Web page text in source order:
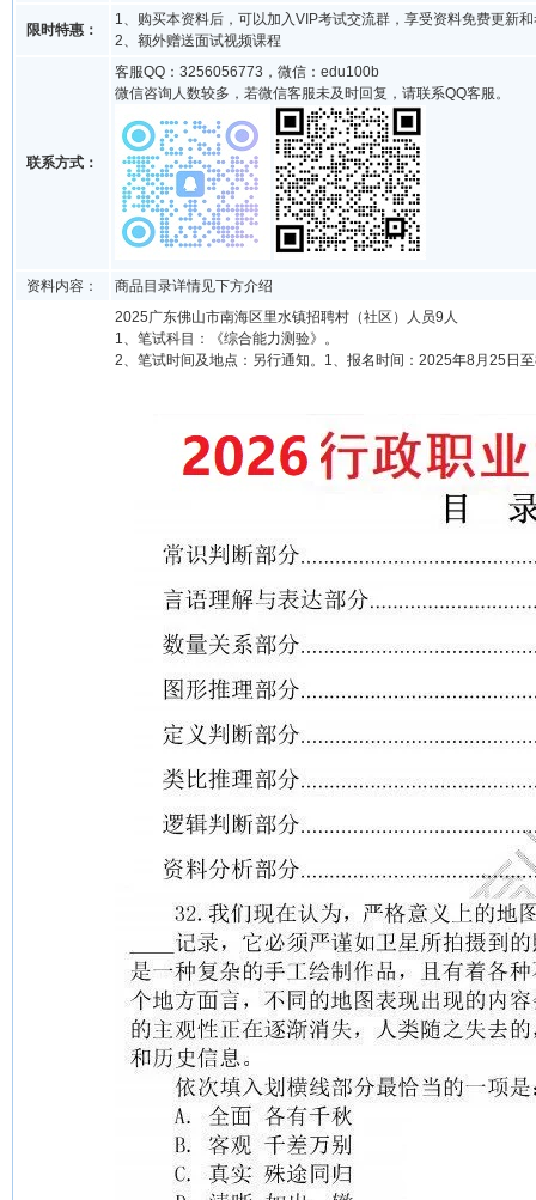
限时特惠：
1、购买本资料后，可以加入VIP考试交流群，享受资料免费更新
2、额外赠送面试视频课程
联系方式：
客服QQ：3256056773，微信：edu100b
微信咨询人数较多，若微信客服未及时回复，请联系QQ客服。
资料内容：
商品目录详情见下方介绍
2025广东佛山市南海区里水镇招聘村（社区）人员9人
1、笔试科目：《综合能力测验》。
2、笔试时间及地点：另行通知。1、报名时间：2025年8月25日